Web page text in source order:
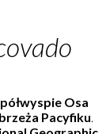
półwyspie Osa
Pacyfiku